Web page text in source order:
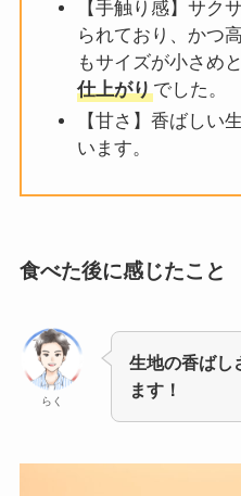
【手触り感】サク
られており、かつ
もサイズが小さめ
仕上がりでした。
【甘さ】香ばしい
います。
食べた後に感じたこと
らく
生地の香ばし
ます！